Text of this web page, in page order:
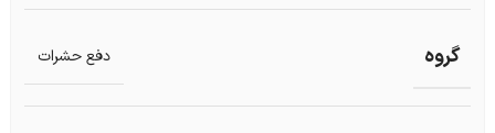
گروه دفع حشرات